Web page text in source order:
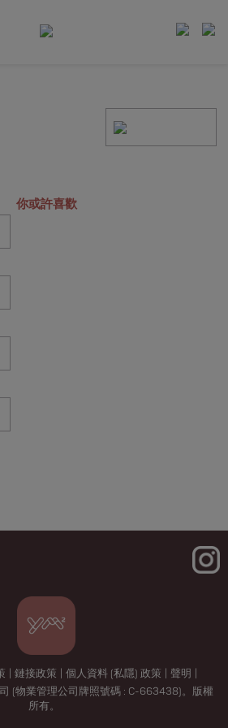
你或許喜歡
鏈接政策 個人資料 (私隱) 政策 聲明
(物業管理公司牌照號碼 : C-663438)。版權
所有。